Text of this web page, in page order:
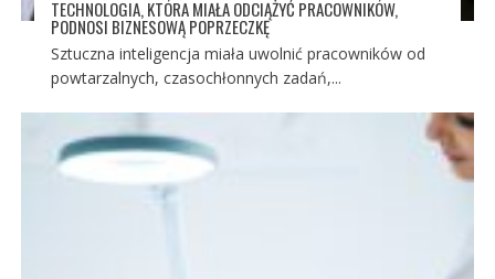
TECHNOLOGIA, KTÓRA MIAŁA ODCIĄŻYĆ PRACOWNIKÓW,
PODNOSI BIZNESOWĄ POPRZECZKĘ
Sztuczna inteligencja miała uwolnić pracowników od
powtarzalnych, czasochłonnych zadań,...